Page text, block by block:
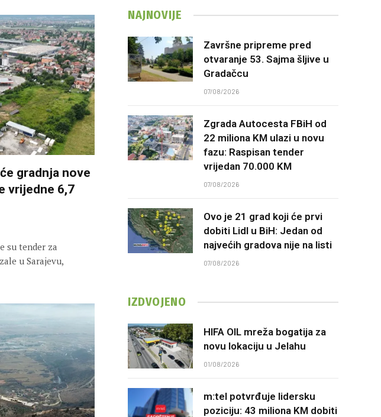
gradnja nove
vrijedne 6,7
su tender za
u Sarajevu,
NAJNOVIJE
Završne pripreme pred
otvaranje 53. Sajma šljive u
Gradačcu
07/08/2026
Zgrada Autocesta FBiH od
22 miliona KM ulazi u novu
fazu: Raspisan tender
vrijedan 70.000 KM
07/08/2026
Ovo je 21 grad koji će prvi
dobiti Lidl u BiH: Jedan od
najvećih gradova nije na listi
07/08/2026
IZDVOJENO
HIFA OIL mreža bogatija za
novu lokaciju u Jelahu
01/08/2026
m:tel potvrđuje lidersku
poziciju: 43 miliona KM dobiti